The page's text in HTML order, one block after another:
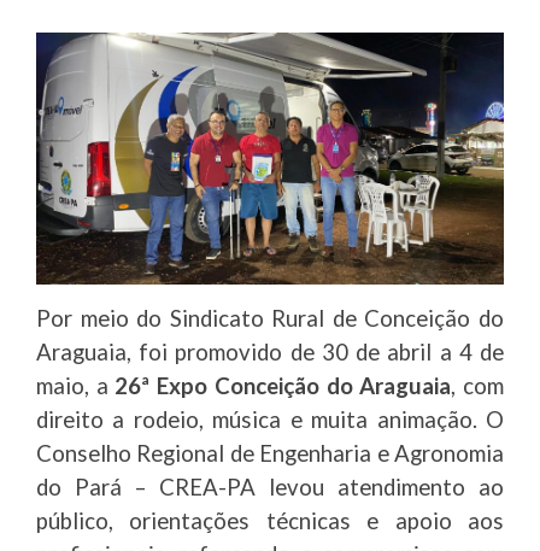
Por meio do Sindicato Rural de Conceição do
Araguaia, foi promovido de 30 de abril a 4 de
maio, a 26ª Expo Conceição do Araguaia, com
direito a rodeio, música e muita animação. O
Conselho Regional de Engenharia e Agronomia
do Pará – CREA-PA levou atendimento ao
público, orientações técnicas e apoio aos